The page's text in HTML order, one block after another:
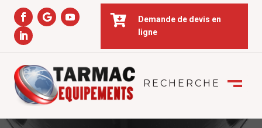

Demande de devis en
ligne
RECHERCHE